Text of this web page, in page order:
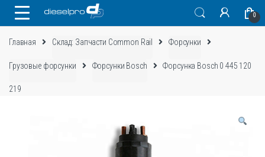
0
Главная Склад: Запчасти Common Rail Форсунки
Грузовые форсунки Форсунки Bosch Форсунка Bosch 0 445 120
219